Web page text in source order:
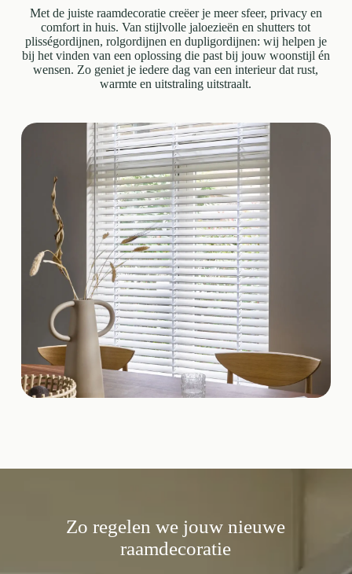
Met de juiste raamdecoratie creëer je meer sfeer, privacy en
comfort in huis. Van stijlvolle jaloezieën en shutters tot
plisségordijnen, rolgordijnen en dupligordijnen: wij helpen je
bij het vinden van een oplossing die past bij jouw woonstijl én
wensen. Zo geniet je iedere dag van een interieur dat rust,
warmte en uitstraling uitstraalt.
Zo regelen we jouw nieuwe
raamdecoratie